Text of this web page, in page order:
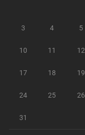
3 4 5
10 11 12
17 18 19
24 25 26
31